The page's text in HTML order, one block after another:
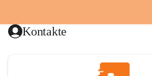
Kontakte